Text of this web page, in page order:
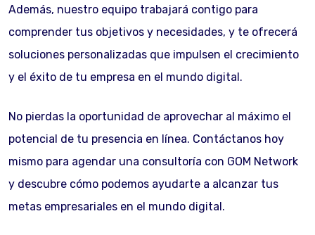
Además, nuestro equipo trabajará contigo para
comprender tus objetivos y necesidades, y te ofrecerá
soluciones personalizadas que impulsen el crecimiento
y el éxito de tu empresa en el mundo digital.
No pierdas la oportunidad de aprovechar al máximo el
potencial de tu presencia en línea. Contáctanos hoy
mismo para agendar una consultoría con GOM Network
y descubre cómo podemos ayudarte a alcanzar tus
metas empresariales en el mundo digital.